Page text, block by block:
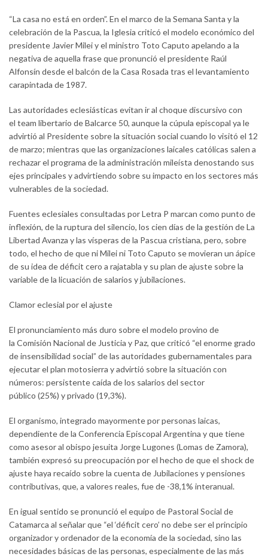
“La casa no está en orden”. En el marco de la Semana Santa y la
celebración de la Pascua, la Iglesia criticó el modelo económico del
presidente Javier Milei y el ministro Toto Caputo apelando a la
negativa de aquella frase que pronunció el presidente Raúl
Alfonsín desde el balcón de la Casa Rosada tras el levantamiento
carapintada de 1987.
Las autoridades eclesiásticas evitan ir al choque discursivo con
el team libertario de Balcarce 50, aunque la cúpula episcopal ya le
advirtió al Presidente sobre la situación social cuando lo visitó el 12
de marzo; mientras que las organizaciones laicales católicas salen a
rechazar el programa de la administración mileísta denostando sus
ejes principales y advirtiendo sobre su impacto en los sectores más
vulnerables de la sociedad.
Fuentes eclesiales consultadas por Letra P marcan como punto de
inflexión, de la ruptura del silencio, los cien días de la gestión de La
Libertad Avanza y las vísperas de la Pascua cristiana, pero, sobre
todo, el hecho de que ni Milei ni Toto Caputo se movieran un ápice
de su idea de déficit cero a rajatabla y su plan de ajuste sobre la
variable de la licuación de salarios y jubilaciones.
Clamor eclesial por el ajuste
El pronunciamiento más duro sobre el modelo provino de
la Comisión Nacional de Justicia y Paz, que criticó “el enorme grado
de insensibilidad social” de las autoridades gubernamentales para
ejecutar el plan motosierra y advirtió sobre la situación con
números: persistente caída de los salarios del sector
público (25%) y privado (19,3%).
El organismo, integrado mayormente por personas laicas,
dependiente de la Conferencia Episcopal Argentina y que tiene
como asesor al obispo jesuita Jorge Lugones (Lomas de Zamora),
también expresó su preocupación por el hecho de que el shock de
ajuste haya recaído sobre la cuenta de Jubilaciones y pensiones
contributivas, que, a valores reales, fue de -38,1% interanual.
En igual sentido se pronunció el equipo de Pastoral Social de
Catamarca al señalar que “el ‘déficit cero’ no debe ser el principio
organizador y ordenador de la economía de la sociedad, sino las
necesidades básicas de las personas, especialmente de las más